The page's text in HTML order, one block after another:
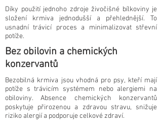
Díky použití jednoho zdroje živočišné bílkoviny je
složení krmiva jednodušší a přehlednější. To
usnadní trávicí proces a minimalizovat střevní
potíže.
Bez obilovin a chemických
konzervantů
Bezobilná krmiva jsou vhodná pro psy, kteří mají
potíže s trávicím systémem nebo alergiemi na
obiloviny. Absence chemických konzervantů
poskytuje přirozenou a zdravou stravu, snižuje
riziko alergií a podporuje celkové zdraví.